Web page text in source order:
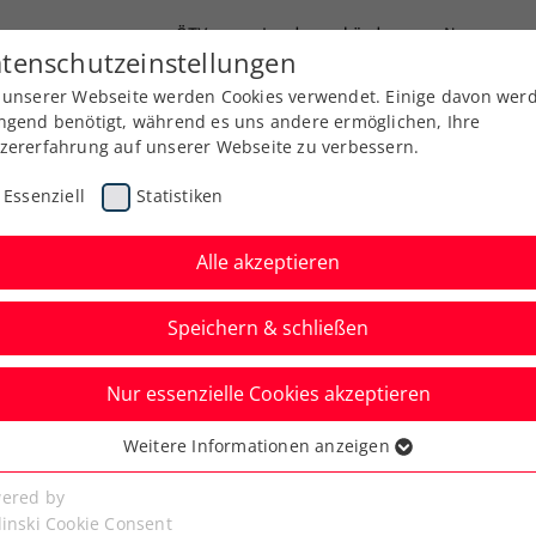
ÖTV Landesverbände News
Ausbildung Services Über uns
Aktuelle News
Webseite werden Cookies verwendet. Einige davon
benötigt, während es uns andere ermöglichen, Ihre
auf unserer Webseite zu verbessern.
Essenziell Statistiken
Alle akzeptieren
Speichern & schließen
Nur essenzielle Cookies akzeptieren
Cookies werden für grundlegende Funktionen der
benötigt. Dadurch ist gewährleistet, dass die Webseite
Weitere Informationen anzeigen
by
Cookie Consent